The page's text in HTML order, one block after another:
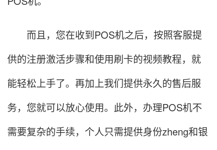
而且，您在收到POS机之后，按照客服提
供的注册激活步骤和使用刷卡的视频教程，就
能轻松上手了。再加上我们提供永久的售后服
务，您就可以放心使用。此外，办理POS机不
需要复杂的手续，个人只需提供身份zheng和银